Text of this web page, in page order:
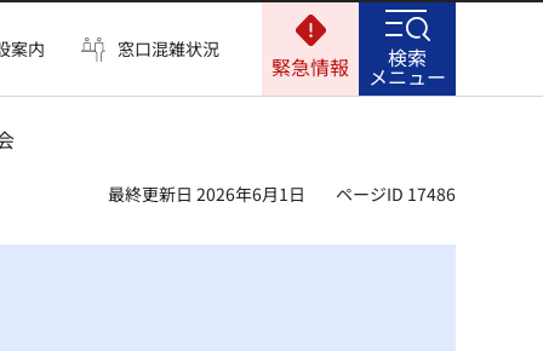
案内 窓口混雑状況
緊急情報 検索
メニュー
最終更新日 2026年6月1日 ページID 17486